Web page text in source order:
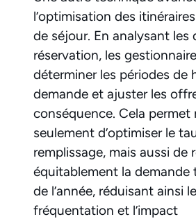
l’optimisation des
de séjour. En analysant les
réservation, les
déterminer les périodes de
demande et ajuster les
conséquence. Cela permet
seulement d’optimiser le
remplissage, mais aussi de
équitablement la demande
de l’année, réduisant ainsi
fréquentation et l’impact